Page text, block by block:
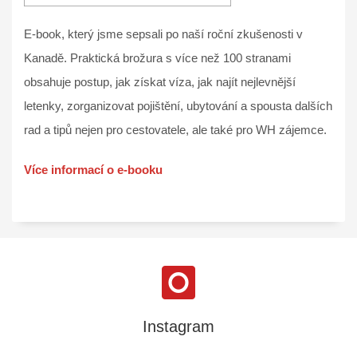
E-book, který jsme sepsali po naší roční zkušenosti v
Kanadě. Praktická brožura s více než 100 stranami
obsahuje postup, jak získat víza, jak najít nejlevnější
letenky, zorganizovat pojištění, ubytování a spousta dalších
rad a tipů nejen pro cestovatele, ale také pro WH zájemce.
Více informací o e-booku
Instagram